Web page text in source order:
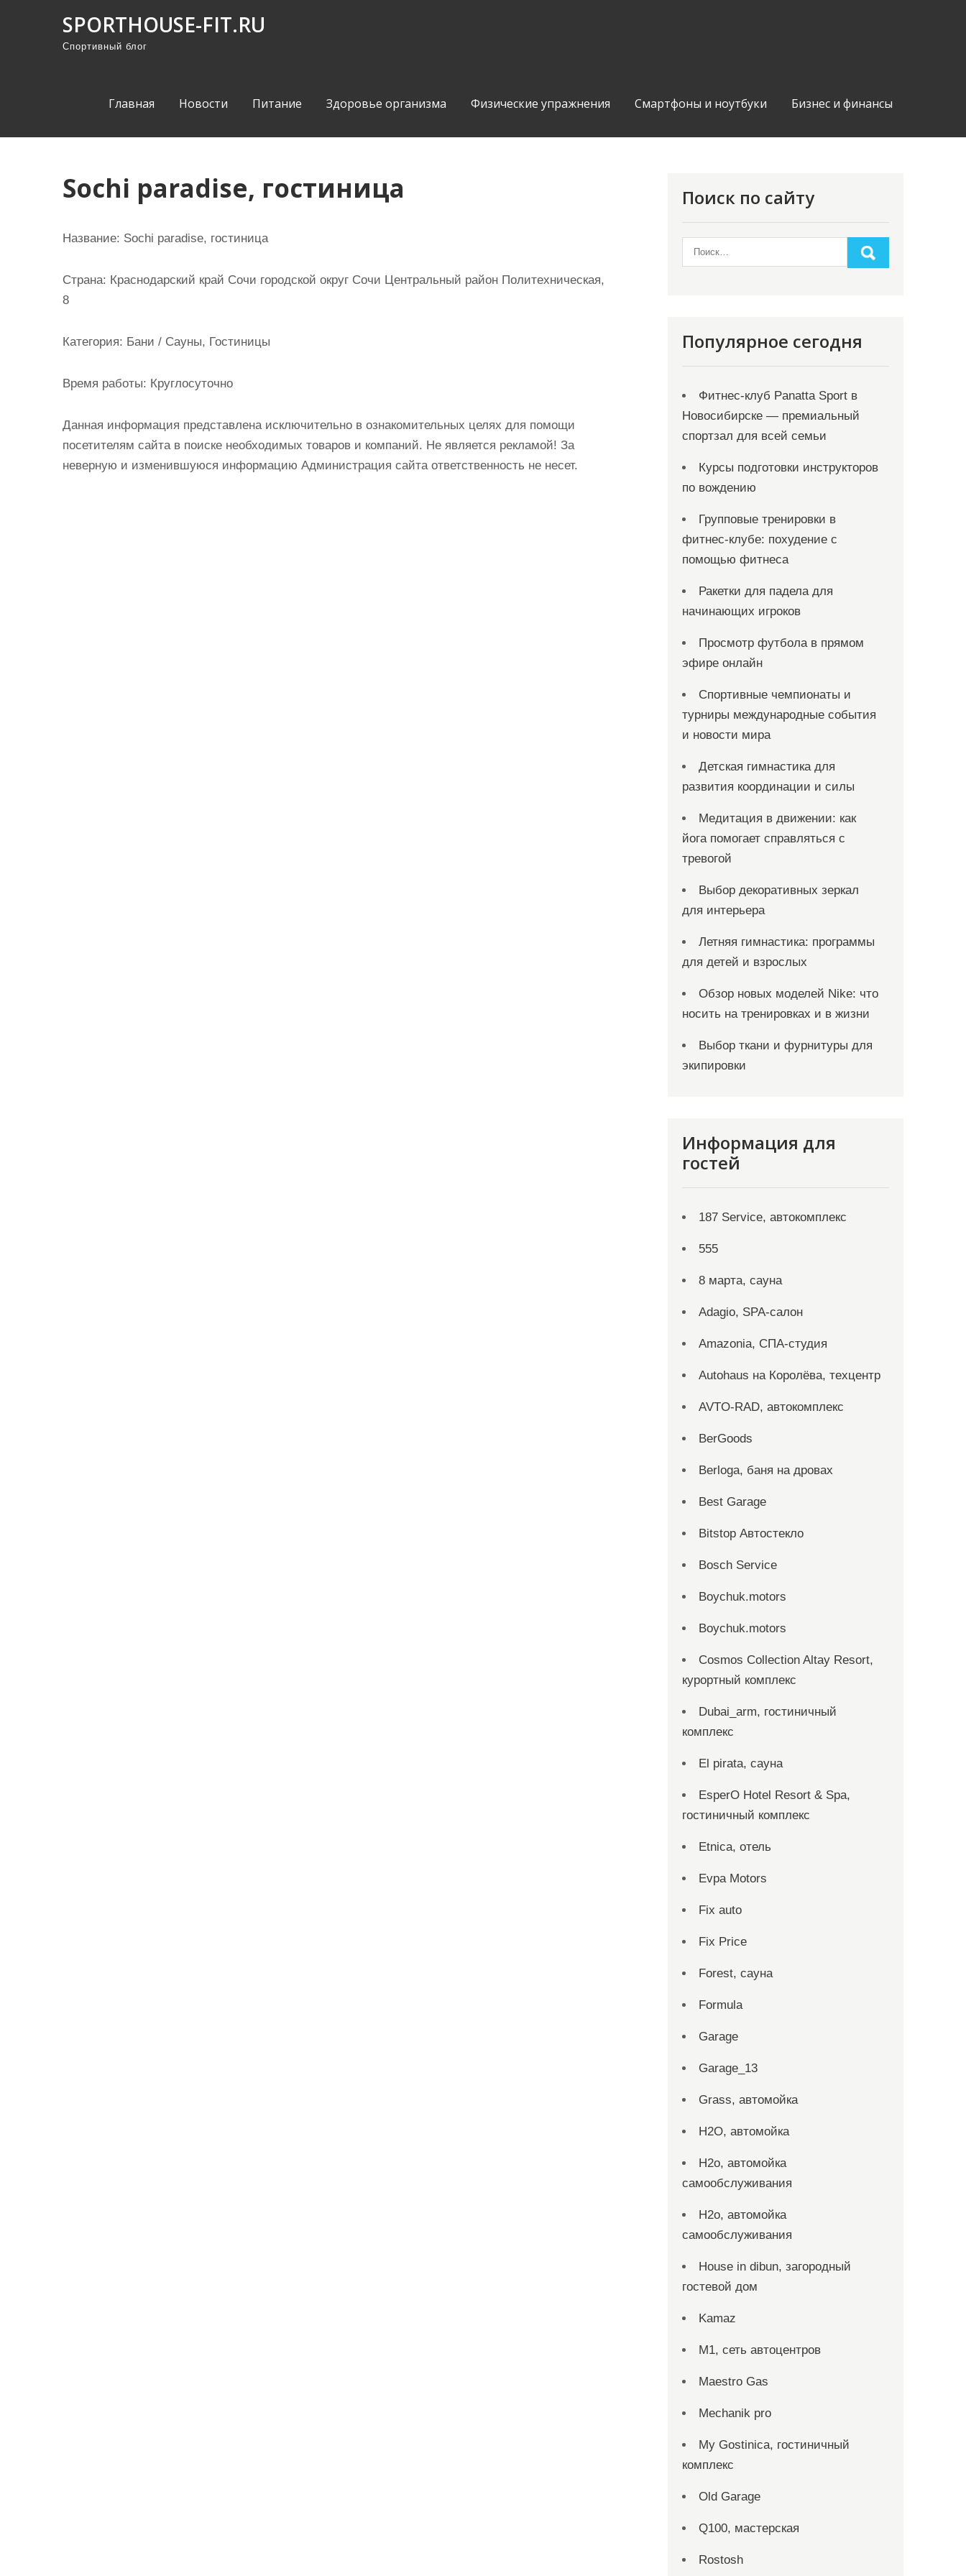
SPORTHOUSE-FIT.RU
Спортивный блог
Главная Новости Питание Здоровье организма Физические упражнения Смартфоны и ноутбуки Бизнес и финансы
Sochi paradise, гостиница
Название: Sochi paradise, гостиница
Страна: Краснодарский край Сочи городской округ Сочи Центральный район Политехническая,
8
Категория: Бани / Сауны, Гостиницы
Время работы: Круглосуточно
Данная информация представлена исключительно в ознакомительных целях для помощи
посетителям сайта в поиске необходимых товаров и компаний. Не является рекламой! За
неверную и изменившуюся информацию Администрация сайта ответственность не несет.
Поиск по сайту
Популярное сегодня
Фитнес-клуб Panatta Sport в
Новосибирске — премиальный
спортзал для всей семьи
Курсы подготовки инструкторов
по вождению
Групповые тренировки в
фитнес-клубе: похудение с
помощью фитнеса
Ракетки для падела для
начинающих игроков
Просмотр футбола в прямом
эфире онлайн
Спортивные чемпионаты и
турниры международные события
и новости мира
Детская гимнастика для
развития координации и силы
Медитация в движении: как
йога помогает справляться с
тревогой
Выбор декоративных зеркал
для интерьера
Летняя гимнастика: программы
для детей и взрослых
Обзор новых моделей Nike: что
носить на тренировках и в жизни
Выбор ткани и фурнитуры для
экипировки
Информация для
гостей
187 Service, автокомплекс
555
8 марта, сауна
Adagio, SPA-салон
Amazonia, СПА-студия
Autohaus на Королёва, техцентр
AVTO-RAD, автокомплекс
BerGoods
Berloga, баня на дровах
Best Garage
Bitstop Автостекло
Bosch Service
Boychuk.motors
Boychuk.motors
Cosmos Collection Altay Resort,
курортный комплекс
Dubai_arm, гостиничный
комплекс
El pirata, сауна
EsperO Hotel Resort & Spa,
гостиничный комплекс
Etnica, отель
Evpa Motors
Fix auto
Fix Price
Forest, сауна
Formula
Garage
Garage_13
Grass, автомойка
H2O, автомойка
H2o, автомойка
самообслуживания
H2o, автомойка
самообслуживания
House in dibun, загородный
гостевой дом
Kamaz
M1, сеть автоцентров
Maestro Gas
Mechanik pro
My Gostinica, гостиничный
комплекс
Old Garage
Q100, мастерская
Rostosh